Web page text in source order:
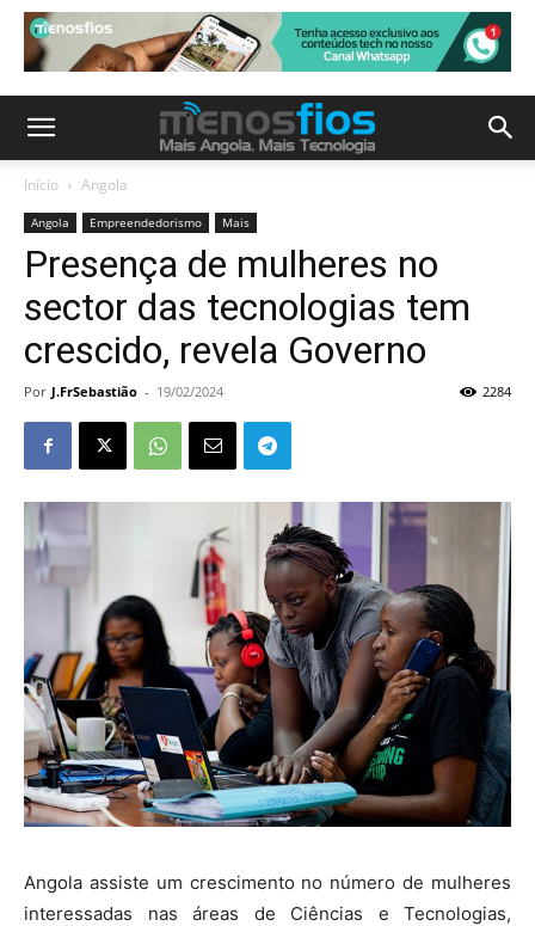
Início Angola
Angola Empreendedorismo Mais
Presença de mulheres no
sector das tecnologias tem
crescido, revela Governo
Por J.FrSebastião - 19/02/2024 2284
Angola assiste um crescimento no número de mulheres
interessadas nas áreas de Ciências e Tecnologias,